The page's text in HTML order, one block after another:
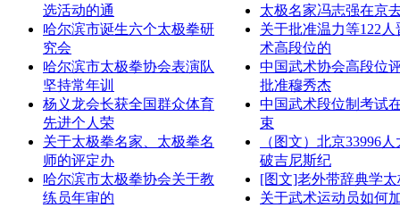
选活动的通
哈尔滨市诞生六个太极拳研
究会
哈尔滨市太极拳协会表演队
坚持常年训
杨义龙会长获全国群众体育
先进个人荣
关于太极拳名家、太极拳名
师的评定办
哈尔滨市太极拳协会关于教
练员年审的
太极名家冯志强在京
关于批准温力等122人
术高段位的
中国武术协会高段位
批准穆秀杰
中国武术段位制考试
束
（图文）北京33996
破吉尼斯纪
[图文]老外带辞典学太
关于武术运动员如何